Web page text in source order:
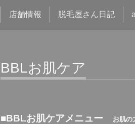
店舗情報 脱毛屋さん日記
BBLお肌ケア
■BBLお肌ケアメニュー お肌の